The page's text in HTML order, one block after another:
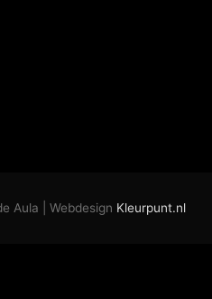
Aula | Webdesign Kleurpunt.nl